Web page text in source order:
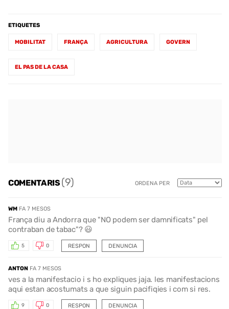
ETIQUETES
MOBILITAT FRANÇA AGRICULTURA GOVERN
EL PAS DE LA CASA
COMENTARIS(9) ORDENA PER
WM FA 7 MESOS
França diu a Andorra que "NO podem ser damnificats" pel
contraban de tabac"? 😃
RESPON
5 0 DENUNCIA
ANTON FA 7 MESOS
ves a la manifestacio i s ho expliques jaja. les manifestacions
aqui estan acostumats a que siguin pacifiqies i com si res.
RESPON
9 0 DENUNCIA